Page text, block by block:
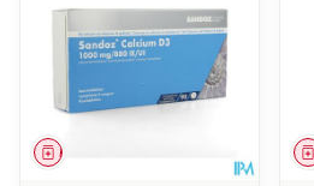
Médicament